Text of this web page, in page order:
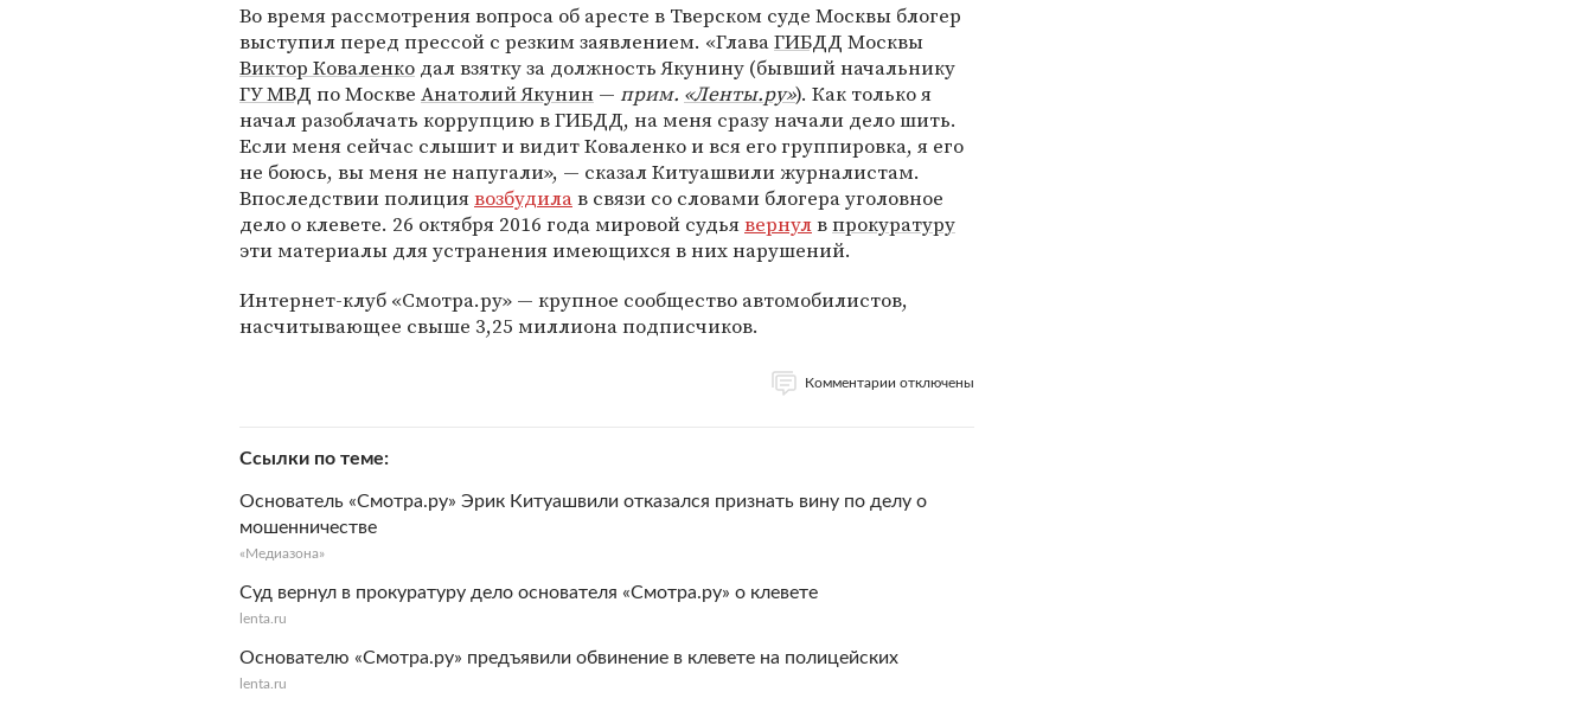
Во время рассмотрения вопроса об аресте в Тверском суде Москвы блогер
выступил перед прессой с резким заявлением. «ГлаваГИБДД Москвы
Виктор Коваленко дал взятку за должность Якунину (бывший начальнику
ГУ МВД по Москве Анатолий Якунин — прим. «Ленты.ру»). Как только я
начал разоблачать коррупцию в ГИБДД, на меня сразу начали дело шить.
Если меня сейчас слышит и видит Коваленко и вся его группировка, я его
не боюсь, вы меня не напугали», — сказал Китуашвили журналистам.
Впоследствии полициявозбудилав связи со словами блогера уголовное
дело о клевете. 26 октября 2016 года мировой судьявернулвпрокуратуру
эти материалы для устранения имеющихся в них нарушений.
Интернет-клуб «Смотра.ру» — крупное сообщество автомобилистов,
насчитывающее свыше 3,25 миллиона подписчиков.
Комментарии отключены
Ссылки по теме
Основатель «Смотра.ру» Эрик Китуашвили отказался признать вину по делу о
мошенничестве
«Медиазона»
Суд вернул в прокуратуру дело основателя «Смотра.ру» о клевете
lenta.ru
Основателю «Смотра.ру» предъявили обвинение в клевете на полицейских
lenta.ru